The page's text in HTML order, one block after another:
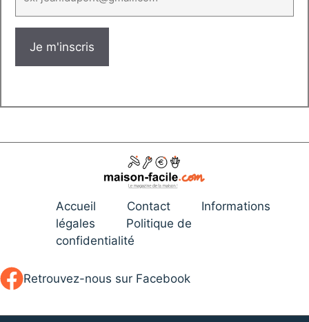
Accueil Contact
Informations
légales
Politique de
confidentialité
Retrouvez-nous sur Facebook